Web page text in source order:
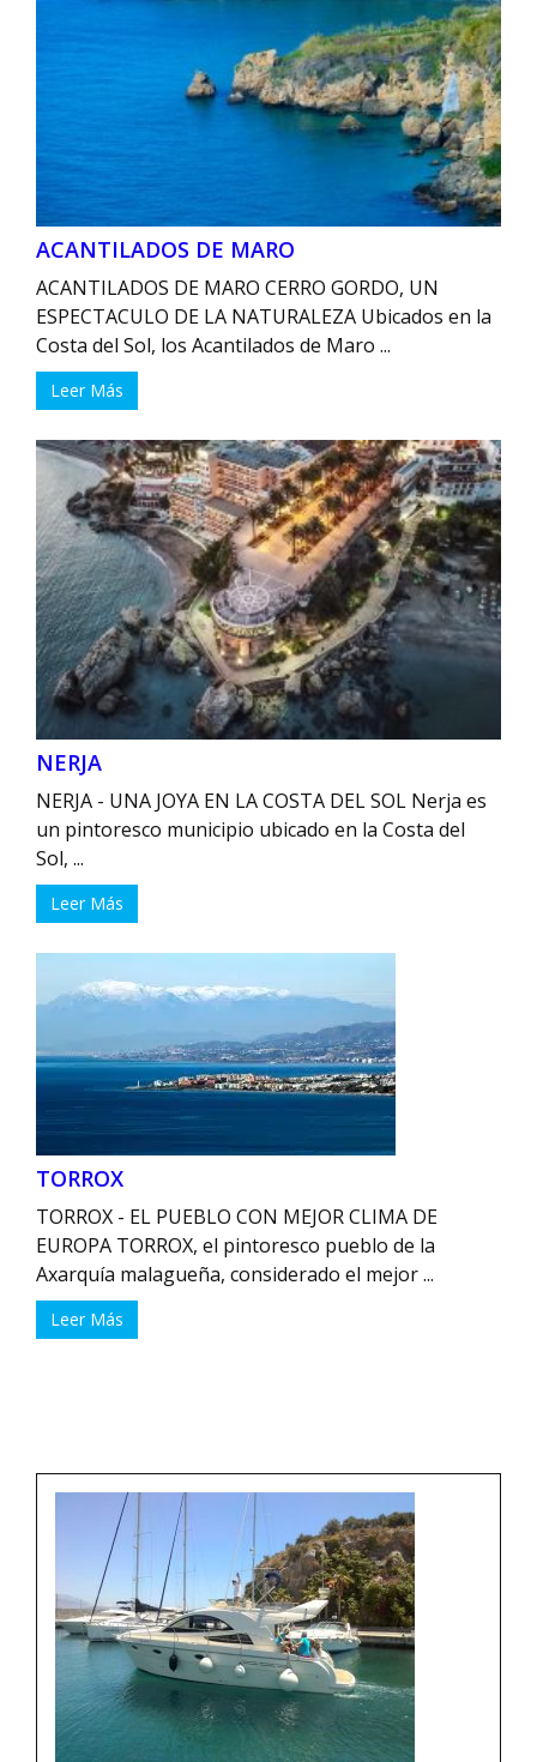
ACANTILADOS DE MARO
ACANTILADOS DE MARO CERRO GORDO, UN
ESPECTACULO DE LA NATURALEZA Ubicados en la
Costa del Sol, los Acantilados de Maro ...
Leer Más
NERJA
NERJA - ‌UNA JOYA EN LA COSTA DEL ⁢SOL Nerja es
un pintoresco municipio ‍ubicado⁤ en la Costa del
Sol, ...
Leer Más
TORROX
TORROX - EL PUEBLO CON MEJOR CLIMA DE
EUROPA TORROX, el pintoresco pueblo de la
Axarquía malagueña, considerado el mejor ...
Leer Más